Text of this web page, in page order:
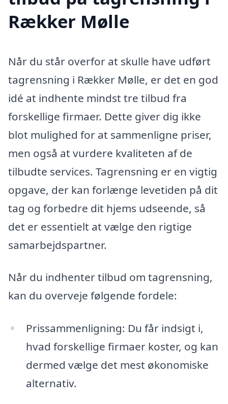
Rækker Mølle
Når du står overfor at skulle have udført
tagrensning i Rækker Mølle, er det en god
idé at indhente mindst tre tilbud fra
forskellige firmaer. Dette giver dig ikke
blot mulighed for at sammenligne priser,
men også at vurdere kvaliteten af de
tilbudte services. Tagrensning er en vigtig
opgave, der kan forlænge levetiden på dit
tag og forbedre dit hjems udseende, så
det er essentielt at vælge den rigtige
samarbejdspartner.
Når du indhenter tilbud om tagrensning,
kan du overveje følgende fordele:
Prissammenligning: Du får indsigt i,
hvad forskellige firmaer koster, og kan
dermed vælge det mest økonomiske
alternativ.